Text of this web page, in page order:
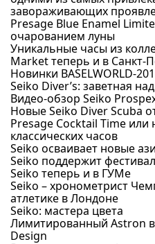
завораживающих
Presage Blue Enamel
очарованием луны
Уникальные часы из
Market теперь и в Санкт-
Новинки BASELWORLD-
Seiko Diver’s: заветная
Видео-обзор Seiko
Новые Seiko Diver Scuba
Presage Cocktail Time или
классических часов
Seiko осваивает новые
Seiko поддержит
Seiko теперь и в ГУМе
Seiko – хронометрист
атлетике в Лондоне
Seiko: мастера цвета
Лимитированный Astron
Design